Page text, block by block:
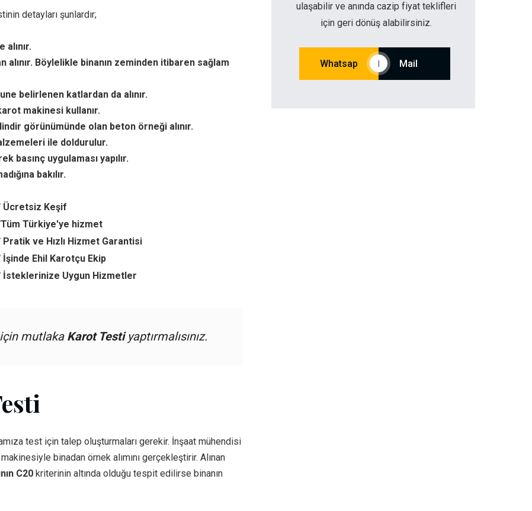
detayları şunlardır;
Böylelikle binanın zeminden itibaren sağlam
belirlenen katlardan da alınır.
makinesi kullanır.
görünümünde olan beton örneği alınır.
ile doldurulur.
basınç uygulaması yapılır.
bakılır.
Ücretsiz Keşif
Türkiye'ye hizmet
Pratik ve Hızlı Hizmet Garantisi
İşinde Ehil Karotçu Ekip
İsteklerinize Uygun Hizmetler
için mutlaka Karot Testiyaptırmalısınız.
test için talep oluşturmaları gerekir. İnşaat mühendisi
binadan örnek alımını gerçekleştirir. Alınan
C20 kriterinin altında olduğu tespit edilirse binanın
ulaşabilir ve anında cazip fiyat teklifleri
için geri dönüş alabilirsiniz.
Whatsap Mail